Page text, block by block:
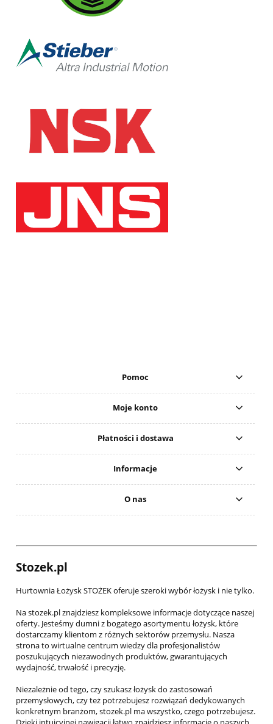
Pomoc
Moje konto
Płatności i dostawa
Informacje
O nas
Stozek.pl
Hurtownia Łożysk STOŻEK oferuje szeroki wybór łożysk i nie tylko.
Na stozek.pl znajdziesz kompleksowe informacje dotyczące naszej
oferty. Jesteśmy dumni z bogatego asortymentu łożysk, które
dostarczamy klientom z różnych sektorów przemysłu. Nasza
strona to wirtualne centrum wiedzy dla profesjonalistów
poszukujących niezawodnych produktów, gwarantujących
wydajność, trwałość i precyzję.
Niezależnie od tego, czy szukasz łożysk do zastosowań
przemysłowych, czy też potrzebujesz rozwiązań dedykowanych
konkretnym branżom, stozek.pl ma wszystko, czego potrzebujesz.